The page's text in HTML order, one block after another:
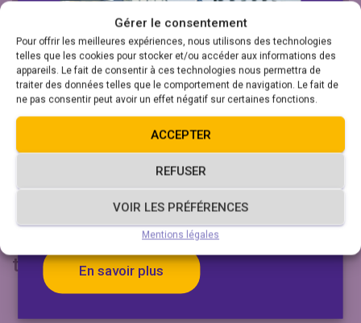
Gérer le consentement
Pour offrir les meilleures expériences, nous utilisons des technologies
telles que les cookies pour stocker et/ou accéder aux informations des
appareils. Le fait de consentir à ces technologies nous permettra de
traiter des données telles que le comportement de navigation. Le fait de
ne pas consentir peut avoir un effet négatif sur certaines fonctions.
ACCEPTER
REFUSER
VOIR LES PRÉFÉRENCES
Mentions légales
Fermeture estivale du service
de location de vélos VAE
Le service de location de vélo à assistance
électrique sera fermé du 8 au 23 août 2026.
En savoir plus
TRANSPORTS SCOLAIRES 2 septembre 2024
Transports scolaires : une carte pour
toute votre scolarité